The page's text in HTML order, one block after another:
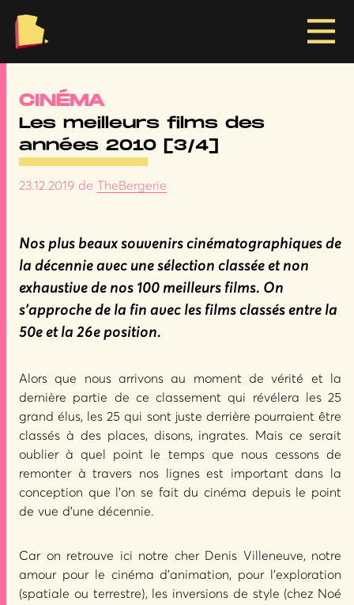
CINÉMA
Les meilleurs films des
années 2010 [3/4]
23.12.2019 de TheBergerie
Nos plus beaux souvenirs cinématographiques de
la décennie avec une sélection classée et non
exhaustive de nos 100 meilleurs films. On
s’approche de la fin avec les films classés entre la
50e et la 26e position.
Alors que nous arrivons au moment de vérité et la
dernière partie de ce classement qui révélera les 25
grand élus, les 25 qui sont juste derrière pourraient être
classés à des places, disons, ingrates. Mais ce serait
oublier à quel point le temps que nous cessons de
remonter à travers nos lignes est important dans la
conception que l’on se fait du cinéma depuis le point
de vue d’une décennie.
Car on retrouve ici notre cher Denis Villeneuve, notre
amour pour le cinéma d’animation, pour l’exploration
(spatiale ou terrestre), les inversions de style (chez Noé